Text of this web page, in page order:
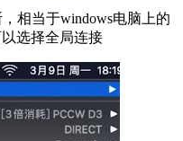
相当于windows电脑上的
选择全局连接